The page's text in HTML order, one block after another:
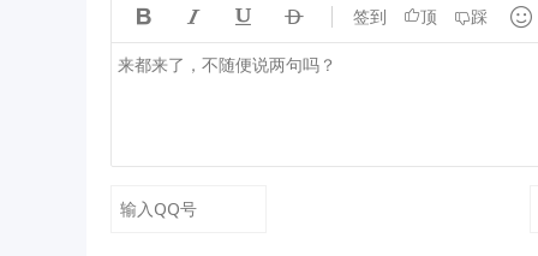
    签到 顶 踩 